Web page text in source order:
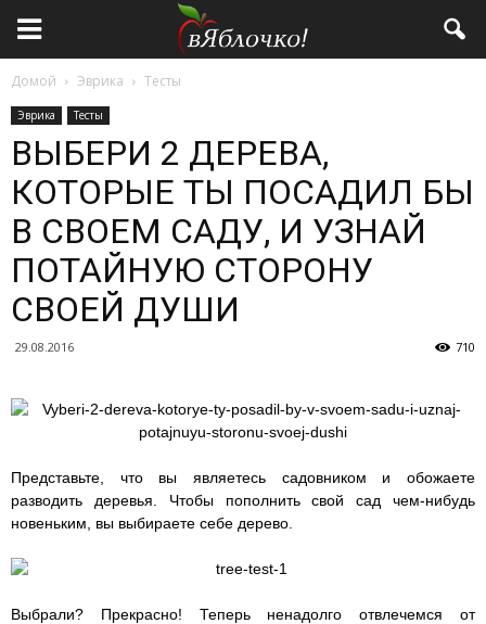
Домой Эврика Тесты
Эврика Тесты
ВЫБЕРИ 2 ДЕРЕВА,
КОТОРЫЕ ТЫ ПОСАДИЛ БЫ
В СВОЕМ САДУ, И УЗНАЙ
ПОТАЙНУЮ СТОРОНУ
СВОЕЙ ДУШИ
29.08.2016 710
Представьте, что вы являетесь садовником и обожаете
разводить деревья. Чтобы пополнить свой сад чем-нибудь
новеньким, вы выбираете себе дерево.
Выбрали? Прекрасно! Теперь ненадолго отвлечемся от